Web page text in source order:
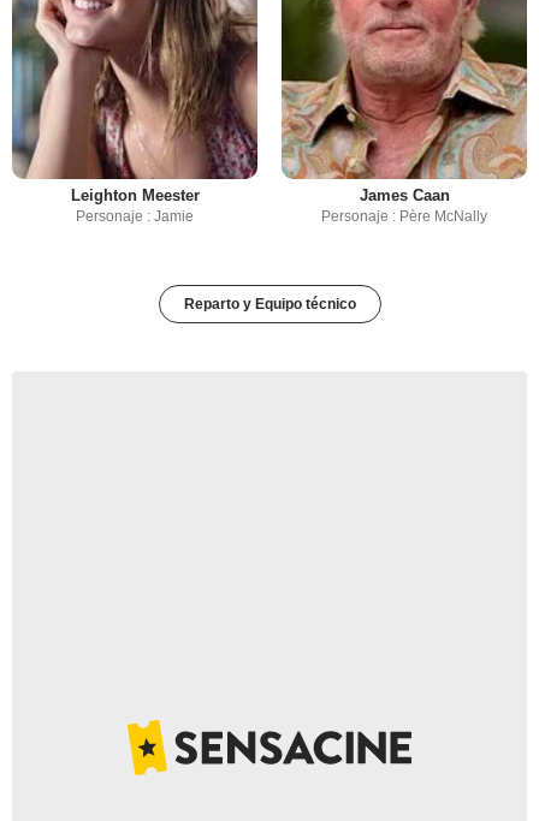
Leighton Meester
Personaje : Jamie
James Caan
Personaje : Père McNally
Reparto y Equipo técnico